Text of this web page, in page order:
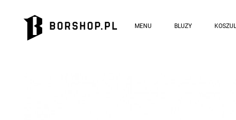
MENU BLUZY